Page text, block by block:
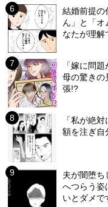
結婚前提
ん」と「
なたが理解
「嫁に問
母の驚き
張!?
「私が絶
額を注ぎ自
夫が闇堕
へつらう姿
いとダメで